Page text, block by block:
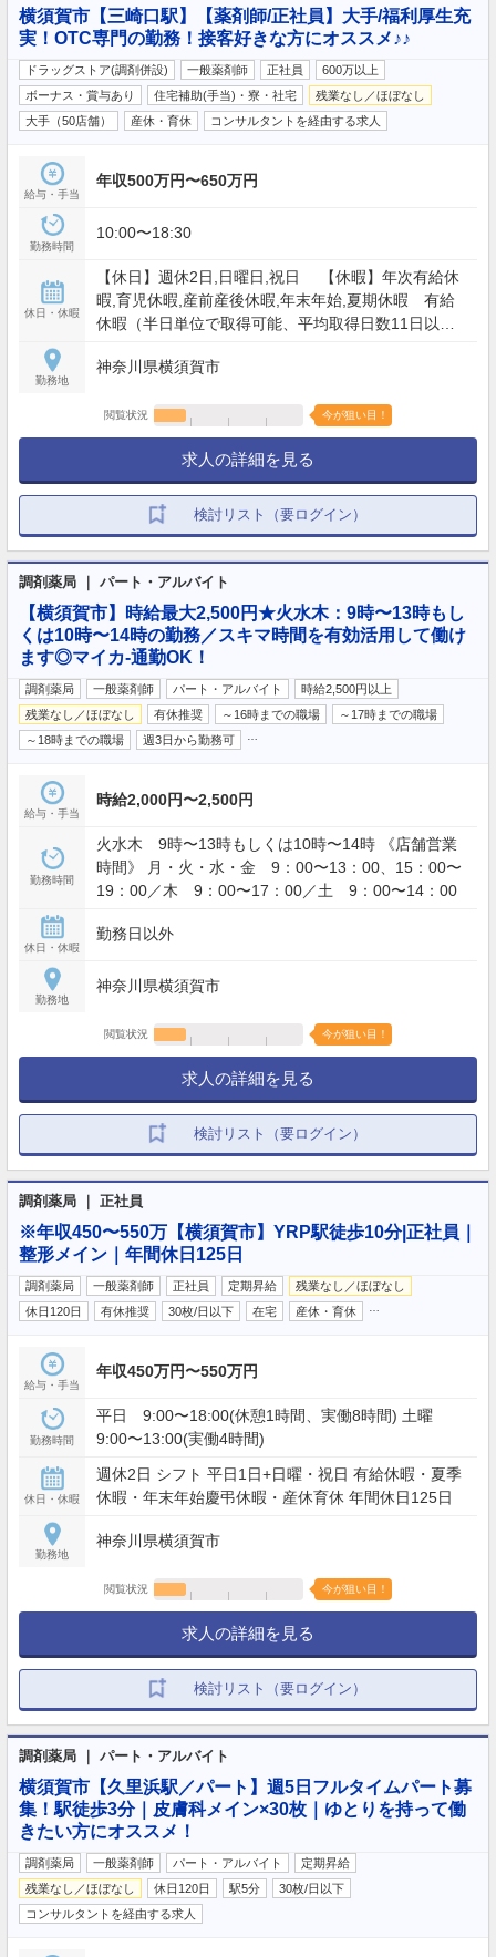
横須賀市【三崎口駅】【薬剤師/正社員】大手/福利厚生充
実！OTC専門の勤務！接客好きな方にオススメ♪♪
ドラッグストア(調剤併設) 一般薬剤師 正社員
600万以上
ボーナス・賞与あり
住宅補助(手当)・寮・社宅
残業なし／ほぼなし
大手（50店舗）
産休・育休 コンサルタントを経由する求人
給与・手当
年収500万円〜650万円
勤務時間
10:00〜18:30
休日・休暇
【休日】週休2日,日曜日,祝日 【休暇】年次有給休
暇,育児休暇,産前産後休暇,年末年始,夏期休暇 有給
休暇（半日単位で取得可能、平均取得日数11日以
上、取得率151%） 【年間休日】117日
勤務地
神奈川県横須賀市
閲覧状況 今が狙い目！
求人の詳細を見る
検討リスト（要ログイン）
調剤薬局 ｜ パート・アルバイト
【横須賀市】時給最大2,500円★火水木：9時〜13時もし
くは10時〜14時の勤務／スキマ時間を有効活用して働け
ます◎マイカ-通勤OK！
調剤薬局 一般薬剤師 パート・アルバイト
時給2,500円以上
残業なし／ほぼなし
有休推奨 ～16時までの職場
～17時までの職場
～18時までの職場
週3日から勤務可
給与・手当
時給2,000円〜2,500円
勤務時間
火水木 9時〜13時もしくは10時〜14時 《店舗営業
時間》 月・火・水・金 9：00〜13：00、15：00〜
19：00／木 9：00〜17：00／土 9：00〜14：00
休日・休暇
勤務日以外
勤務地
神奈川県横須賀市
閲覧状況 今が狙い目！
求人の詳細を見る
検討リスト（要ログイン）
調剤薬局 ｜ 正社員
※年収450〜550万【横須賀市】YRP駅徒歩10分|正社員｜
整形メイン｜年間休日125日
調剤薬局 一般薬剤師 正社員 定期昇給
残業なし／ほぼなし
休日120日
有休推奨 30枚/日以下 在宅 産休・育休
給与・手当
年収450万円〜550万円
勤務時間
平日 9:00〜18:00(休憩1時間、実働8時間) 土曜
9:00〜13:00(実働4時間)
休日・休暇
週休2日 シフト 平日1日+日曜・祝日 有給休暇・夏季
休暇・年末年始慶弔休暇・産休育休 年間休日125日
勤務地
神奈川県横須賀市
閲覧状況 今が狙い目！
求人の詳細を見る
検討リスト（要ログイン）
調剤薬局 ｜ パート・アルバイト
横須賀市【久里浜駅／パート】週5日フルタイムパート募
集！駅徒歩3分｜皮膚科メイン×30枚｜ゆとりを持って働
きたい方にオススメ！
調剤薬局 一般薬剤師 パート・アルバイト
定期昇給
残業なし／ほぼなし
休日120日 駅5分
30枚/日以下
コンサルタントを経由する求人